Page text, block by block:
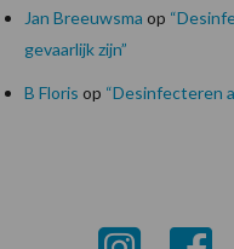
Jan Breeuwsma op
gevaarlijk zijn”
B Floris op “Desinfecteren